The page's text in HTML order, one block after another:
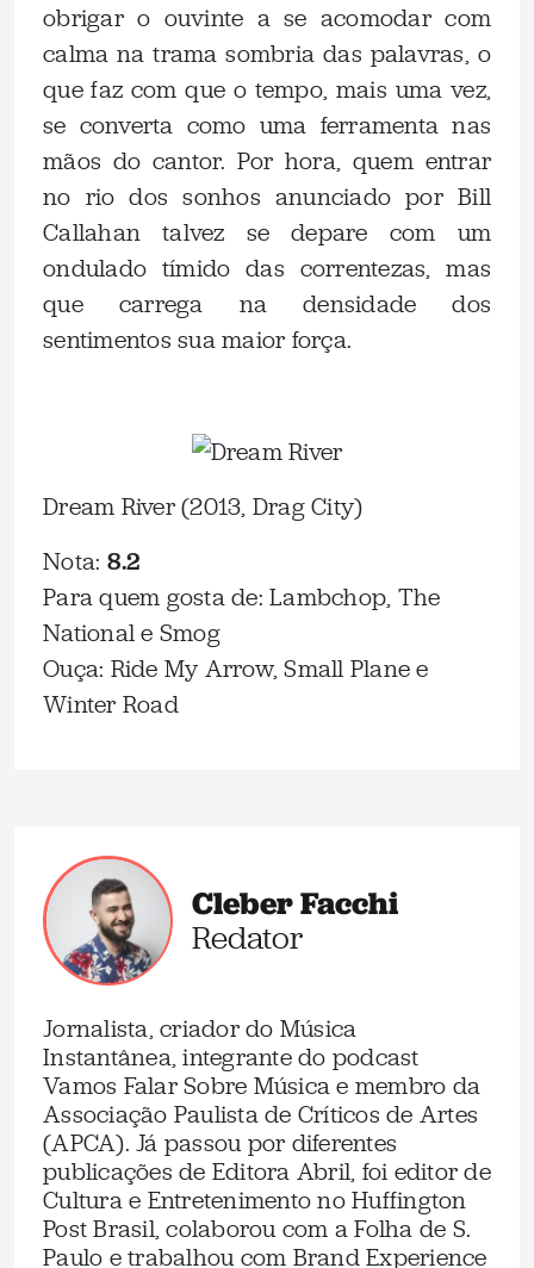
obrigar o ouvinte a se acomodar com
calma na trama sombria das palavras, o
que faz com que o tempo, mais uma vez,
se converta como uma ferramenta nas
mãos do cantor. Por hora, quem entrar
no rio dos sonhos anunciado por Bill
Callahan talvez se depare com um
ondulado tímido das correntezas, mas
que carrega na densidade dos
sentimentos sua maior força.
Dream River (2013, Drag City)
Nota: 8.2
Para quem gosta de: Lambchop, The
National e Smog
Ouça: Ride My Arrow, Small Plane e
Winter Road
Cleber Facchi
Redator
Jornalista, criador do Música
Instantânea, integrante do podcast
Vamos Falar Sobre Música e membro da
Associação Paulista de Críticos de Artes
(APCA). Já passou por diferentes
publicações de Editora Abril, foi editor de
Cultura e Entretenimento no Huffington
Post Brasil, colaborou com a Folha de S.
Paulo e trabalhou com Brand Experience